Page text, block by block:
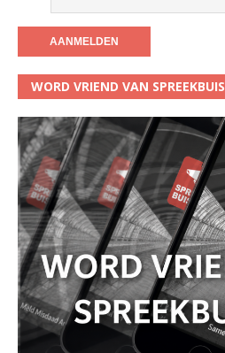
WORD VRIEND VAN SPREEKBUIS